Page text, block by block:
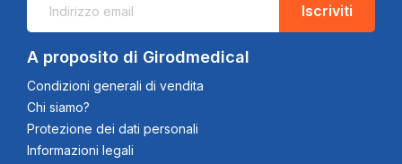
Iscriviti
A proposito di Girodmedical
Condizioni generali di vendita
Chi siamo?
Protezione dei dati personali
Informazioni legali